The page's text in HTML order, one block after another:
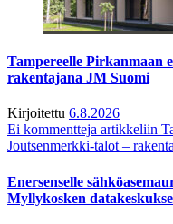
Tampereelle Pirkanmaan
rakentajana JM Suomi
Kirjoitettu 6.8.2026
Ei kommentteja artikkeliin
Joutsenmerkki-talot –
Enersenselle
Myllykosken